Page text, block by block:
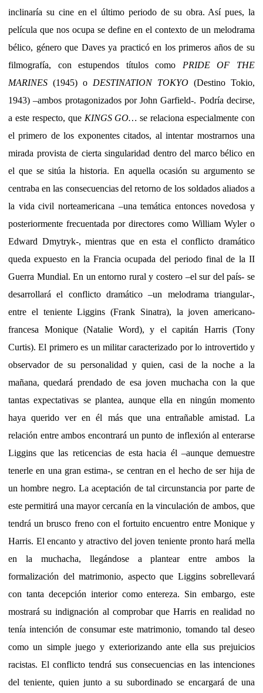
inclinaría su cine en el último periodo de su obra. Así pues, la
película que nos ocupa se define en el contexto de un melodrama
bélico, género que Daves ya practicó en los primeros años de su
filmografía, con estupendos títulos como PRIDE OF THE
MARINES (1945) o DESTINATION TOKYO (Destino Tokio,
1943) –ambos protagonizados por John Garfield-. Podría decirse,
a este respecto, que KINGS GO… se relaciona especialmente con
el primero de los exponentes citados, al intentar mostrarnos una
mirada provista de cierta singularidad dentro del marco bélico en
el que se sitúa la historia. En aquella ocasión su argumento se
centraba en las consecuencias del retorno de los soldados aliados a
la vida civil norteamericana –una temática entonces novedosa y
posteriormente frecuentada por directores como William Wyler o
Edward Dmytryk-, mientras que en esta el conflicto dramático
queda expuesto en la Francia ocupada del periodo final de la II
Guerra Mundial. En un entorno rural y costero –el sur del país- se
desarrollará el conflicto dramático –un melodrama triangular-,
entre el teniente Liggins (Frank Sinatra), la joven americano-
francesa Monique (Natalie Word), y el capitán Harris (Tony
Curtis). El primero es un militar caracterizado por lo introvertido y
observador de su personalidad y quien, casi de la noche a la
mañana, quedará prendado de esa joven muchacha con la que
tantas expectativas se plantea, aunque ella en ningún momento
haya querido ver en él más que una entrañable amistad. La
relación entre ambos encontrará un punto de inflexión al enterarse
Liggins que las reticencias de esta hacia él –aunque demuestre
tenerle en una gran estima-, se centran en el hecho de ser hija de
un hombre negro. La aceptación de tal circunstancia por parte de
este permitirá una mayor cercanía en la vinculación de ambos, que
tendrá un brusco freno con el fortuito encuentro entre Monique y
Harris. El encanto y atractivo del joven teniente pronto hará mella
en la muchacha, llegándose a plantear entre ambos la
formalización del matrimonio, aspecto que Liggins sobrellevará
con tanta decepción interior como entereza. Sin embargo, este
mostrará su indignación al comprobar que Harris en realidad no
tenía intención de consumar este matrimonio, tomando tal deseo
como un simple juego y exteriorizando ante ella sus prejuicios
racistas. El conflicto tendrá sus consecuencias en las intenciones
del teniente, quien junto a su subordinado se encargará de una